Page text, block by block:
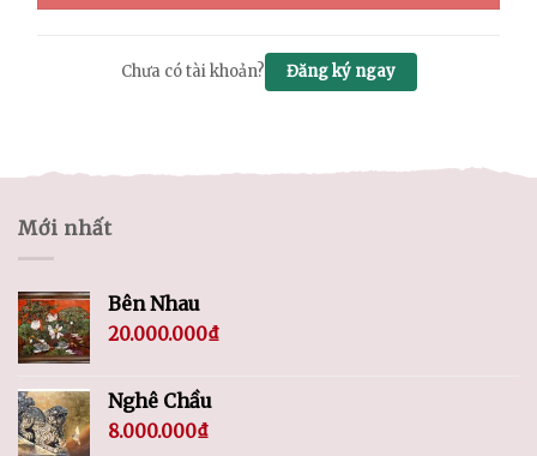
Chưa có tài khoản? Đăng ký ngay
Mới nhất
Bên Nhau
20.000.000₫
Nghê Chầu
8.000.000₫